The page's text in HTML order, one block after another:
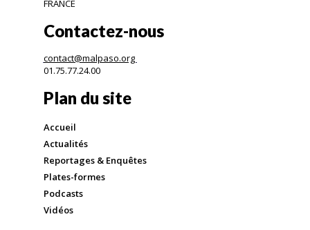
FRANCE
Contactez-nous
contact@malpaso.org
01.75.77.24.00
Plan du site
Accueil
Actualités
Reportages & Enquêtes
Plates-formes
Podcasts
Vidéos